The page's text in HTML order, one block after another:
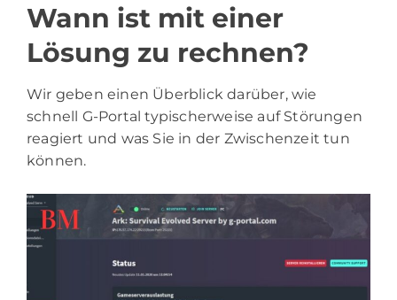
Wann ist mit einer
Lösung zu rechnen?
Wir geben einen Überblick darüber, wie
schnell G-Portal typischerweise auf Störungen
reagiert und was Sie in der Zwischenzeit tun
können.